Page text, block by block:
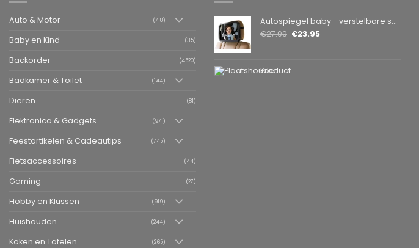
Auto & Motor (718)
Baby en Kind (35)
Backorder (4520)
Badkamer & Toilet (144)
Dieren (81)
Elektronica & Gadgets (971)
Feestartikelen & Cadeautips (745)
Fietsaccessoires (44)
Gaming (27)
Hobby en Klussen (919)
Huishouden (244)
Koken en Tafelen (265)
Autospiegel baby - verstelbare spiegel hoofdsteun achterbank - veiligheidsspiegel - baby en kids - 19 x 30cm - 360 graden draaibaar - zwart
€27.99 €23.95
Product